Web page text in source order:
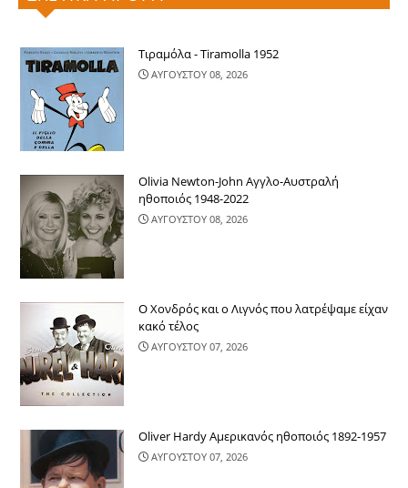
Τιραμόλα - Tiramolla 1952
ΑΥΓΟΥΣΤΟΥ 08, 2026
Olivia Newton-John Αγγλο-Αυστραλή
ηθοποιός 1948-2022
ΑΥΓΟΥΣΤΟΥ 08, 2026
Ο Χονδρός και ο Λιγνός που λατρέψαμε είχαν
κακό τέλος
ΑΥΓΟΥΣΤΟΥ 07, 2026
Oliver Hardy Αμερικανός ηθοποιός 1892-1957
ΑΥΓΟΥΣΤΟΥ 07, 2026